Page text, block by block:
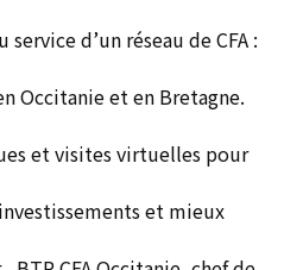
d’un réseau de CFA :
Occitanie et en Bretagne.
et visites virtuelles pour
et mieux